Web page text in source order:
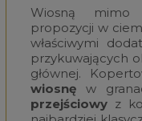
Wiosną mimo
propozycji w
właściwymi
przykuwających
głównej.
wiosnęw
przejściowyz